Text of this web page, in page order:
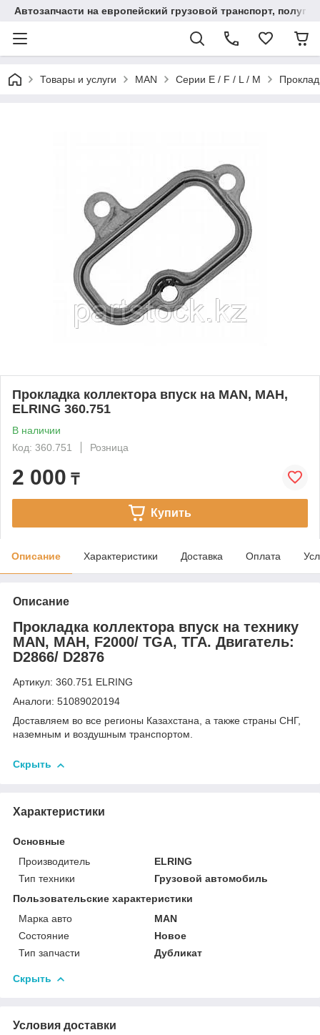
Автозапчасти на европейский грузовой транспорт,
Товары и услуги MAN Серии E / F / L / M
Прокладка коллектора впуск на MAN, МАН,
ELRING 360.751
В наличии
Код: 360.751
Розница
2 000 ₸
Купить
Описание Характеристики Доставка Оплата
Описание
Прокладка коллектора впуск на технику
MAN, МАН, F2000/ TGA, ТГА. Двигатель:
D2866/ D2876
Артикул: 360.751 ELRING
Аналоги: 51089020194
Доставляем во все регионы Казахстана, а также страны СНГ,
наземным и воздушным транспортом.
Скрыть
Характеристики
Основные
Производитель
ELRING
Тип техники
Грузовой автомобиль
Пользовательские характеристики
Марка авто
MAN
Состояние
Новое
Тип запчасти
Дубликат
Скрыть
Условия доставки